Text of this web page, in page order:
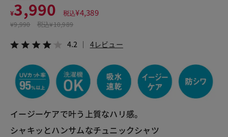
¥3,990 税込¥4,389
¥9,990 税込¥10,989
4.2 4レビュー
イージーケアで叶う上質なハリ感。
シャキッとハンサムなチュニックシャツ
LINE X メール